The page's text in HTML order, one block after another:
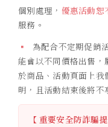
個別處理， 優惠活動恕
服務。
▪
為配合不定期促銷
能會以不同價格出售，
於商品、活動頁面上
明，且活動結束後將不
【 重要安全防詐騙提